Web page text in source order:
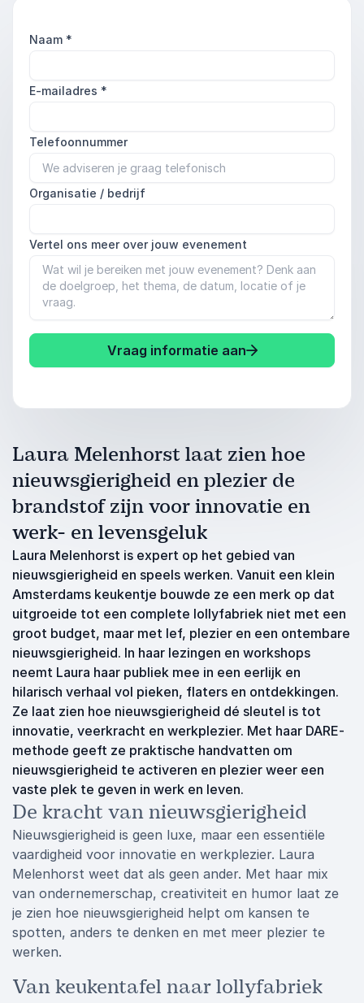
Naam *
E-mailadres *
Telefoonnummer
Organisatie / bedrijf
Vertel ons meer over jouw evenement
Vraag informatie aan
Laura Melenhorst laat zien hoe
nieuwsgierigheid en plezier de
brandstof zijn voor innovatie en
werk- en levensgeluk
Laura Melenhorst is expert op het gebied van
nieuwsgierigheid en speels werken. Vanuit een klein
Amsterdams keukentje bouwde ze een merk op dat
uitgroeide tot een complete lollyfabriek niet met een
groot budget, maar met lef, plezier en een ontembare
nieuwsgierigheid. In haar lezingen en workshops
neemt Laura haar publiek mee in een eerlijk en
hilarisch verhaal vol pieken, flaters en ontdekkingen.
Ze laat zien hoe nieuwsgierigheid dé sleutel is tot
innovatie, veerkracht en werkplezier. Met haar DARE-
methode geeft ze praktische handvatten om
nieuwsgierigheid te activeren en plezier weer een
vaste plek te geven in werk en leven.
De kracht van nieuwsgierigheid
Nieuwsgierigheid is geen luxe, maar een essentiële
vaardigheid voor innovatie en werkplezier. Laura
Melenhorst weet dat als geen ander. Met haar mix
van ondernemerschap, creativiteit en humor laat ze
je zien hoe nieuwsgierigheid helpt om kansen te
spotten, anders te denken en met meer plezier te
werken.
Van keukentafel naar lollyfabriek